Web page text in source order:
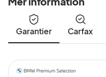
Garantier Carfax